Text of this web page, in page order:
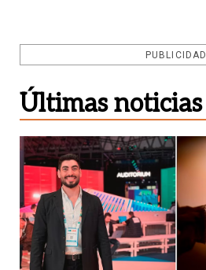
PUBLICIDAD
Últimas noticias